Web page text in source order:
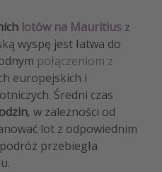
lotów na Mauritius z
wyspę jest łatwa do
połączeniom z
europejskich i
Średni czas
, w zależności od
lot z odpowiednim
przebiegła